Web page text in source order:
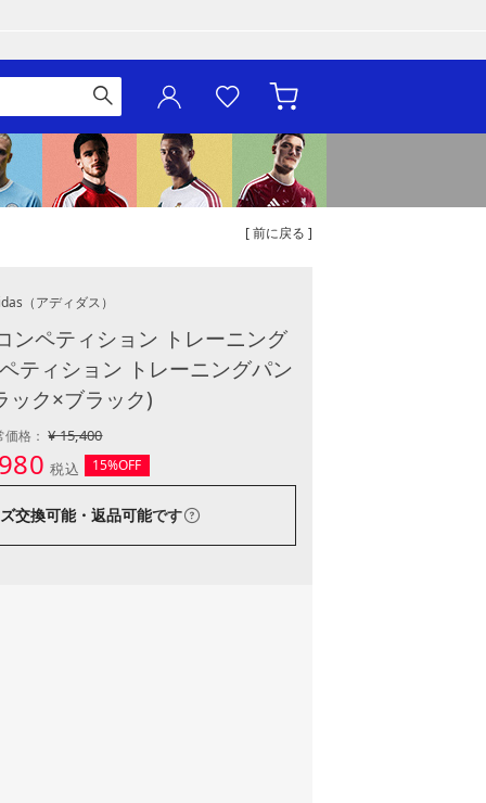
[ 前に戻る ]
（アディダス）
ンペティション トレーニング
ティション トレーニングパン
ック×ブラック)
価格：¥ 15,400
税込 15%OFF
交換可能・返品可能です